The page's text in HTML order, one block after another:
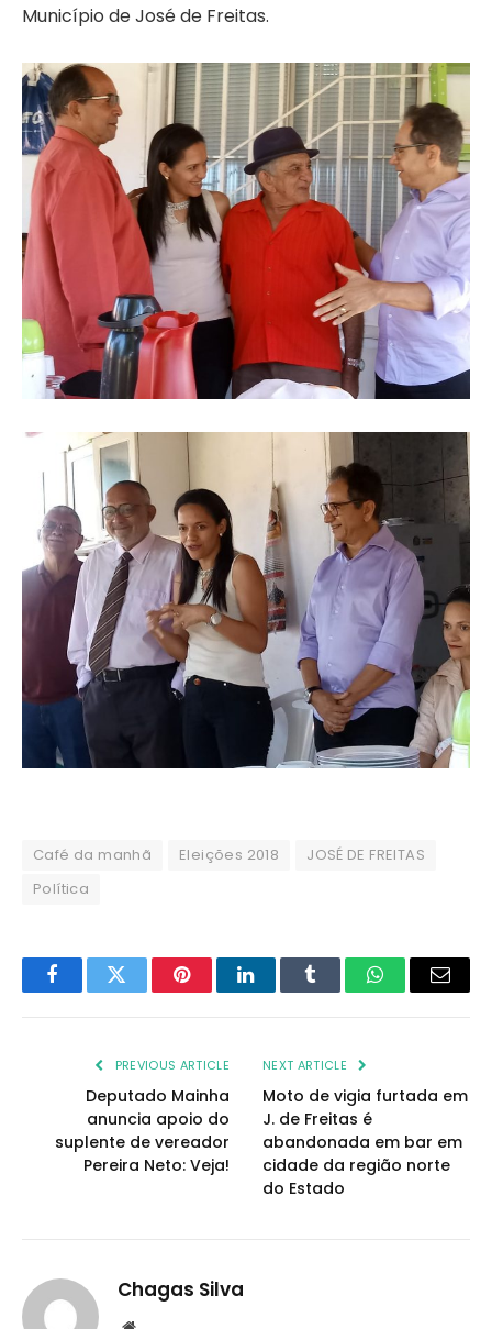
Município de José de Freitas.
Café da manhã Eleições 2018
JOSÉ DE FREITAS
Política
FacebookTwitter PinterestLinkedInTumblr WhatsAppEmail
PREVIOUS ARTICLE
Deputado Mainha
anuncia apoio do
suplente de vereador
Pereira Neto: Veja!
NEXT ARTICLE
Moto de vigia furtada em
J. de Freitas é
abandonada em bar em
cidade da região norte
do Estado
Chagas Silva
Website